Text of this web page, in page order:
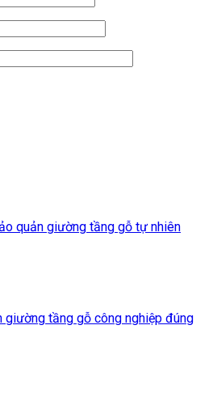
quản giường tầng gỗ tự nhiên
giường tầng gỗ công nghiệp đúng